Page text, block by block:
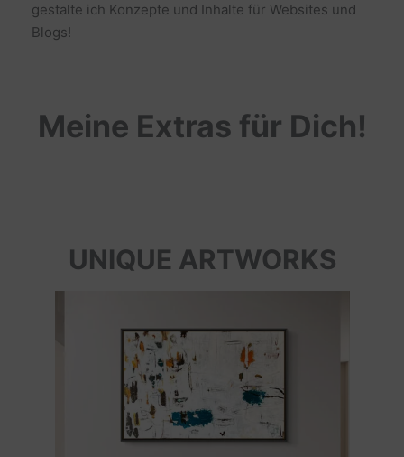
gestalte ich Konzepte und Inhalte für Websites und
Blogs!
Meine Extras für Dich!
UNIQUE ARTWORKS